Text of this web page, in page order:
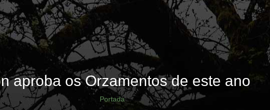
aproba os Orzamentos de este ano
Breadcrumb
Portada